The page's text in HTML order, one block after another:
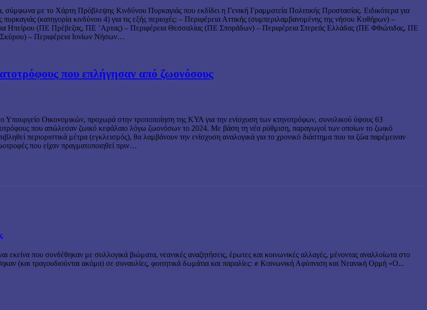
σύμφωνα με το Χάρτη Πρόβλεψης Κινδύνου Πυρκαγιάς που εκδίδει η Γενική Γραμματεία Πολιτικής Προστασίας. Ειδικότερα για
(κατηγορία κινδύνου 4) για τις εξής περιοχές: – Περιφέρεια Αττικής (συμπεριλαμβανομένης της νήσου Κυθήρων) –
Ηπείρου (ΠΕ Πρέβεζας, ΠΕ ‘Αρτας) – Περιφέρεια Θεσσαλίας (ΠΕ Σποράδων) – Περιφέρεια Στερεάς Ελλάδας (ΠΕ Φθιώτιδας, ΠΕ
– Περιφέρεια Ιονίων Νήσων…
που επλήγησαν από ζωονόσους
Υπουργείο Οικονομικών, προχωρά στην τροποποίηση της ΚΥΑ για την ενίσχυση των κτηνοτρόφων, συνολικού ύψους 63
που απώλεσαν ζωικό κεφάλαιο λόγω ζωονόσων το 2024. Με βάση τη νέα ρύθμιση, παραγωγοί των οποίων το ζωικό
περιοριστικά μέτρα (εγκλεισμός), θα λαμβάνουν την ενίσχυση αναλογικά για το χρονικό διάστημα που τα ζώα παρέμειναν
που είχαν πραγματοποιηθεί πριν…
εκείνα που συνδέθηκαν με συλλογικά βιώματα, νεανικές αναζητήσεις, έρωτες και κοινωνικές αλλαγές, μένοντας αναλλοίωτα στο
(και τραγουδιούνται ακόμα) σε συναυλίες, φοιτητικά δωμάτια και παραλίες: ✊ Κοινωνική Αφύπνιση και Νεανική Ορμή «Ο...